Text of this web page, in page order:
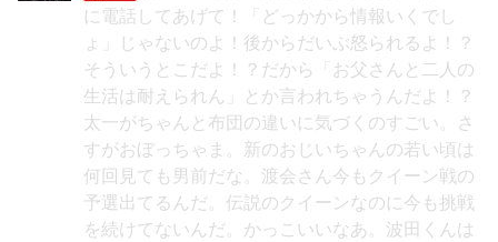
に電話してあげて！「どっかから情報いくでし
ょ」じゃないのよ！後からだいぶ怒られるよ！？
そういうとこだよ！？だから「お父さんと二人の
生活は耐えられん」とか言われちゃうんだよ！？
太一がちゃんと布団の違いに気づくのすごい。さ
すがおぼっちゃま。新のおじいちゃんの若い頃は
何回見ても男前だな。渡会さん今もクイーン戦の
予選出てるんだ。伝説のクイーンなのに今も挑戦
を続けてないんだ。かっこいいなあ。波田くんは